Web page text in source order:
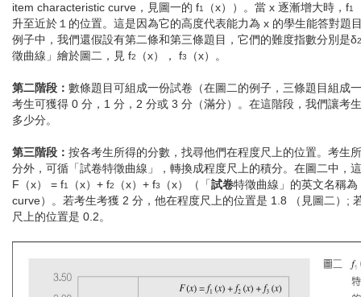
item characteristic curve，見圖一的 f1 （x））。當 x 逐漸增大時，f1
升至近於１的位置。這是因為它的高度代表能力為 x 的學生能答對題
例子中，我們還假設有第二條和第三條題目，它們的難度指數分別是δ2
徵曲線」繪於圖二，見 f2 （x）， f3 （x）。
第二階段： 數條題目可組成一份試卷（在圖二的例子，三條題目組成
考生可獲得 0 分，1 分，2 分或 3 分（滿分）。在這階段，我們讓考
多少分。
第三階段： 按各考生所得的分數，找尋他們在程度尺上的位置。考生
分外，可循「試卷特徵曲線」，轉換成程度尺上的積分。在圖二中，
F（x） = f1 （x）+ f2 （x）+ f3 （x）（「試卷特徵曲線」的英文名稱
curve）。若考生考獲 2 分，他在程度尺上的位置是 1.8 （見圖二）;
尺上的位置是 0.2。